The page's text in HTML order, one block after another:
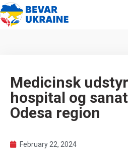
Medicinsk
hospital og
Odesa region
February 22, 2024